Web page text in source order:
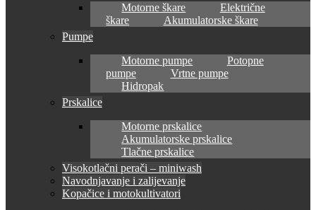
Motorne škare
Električne
škare
Akumulatorske škare
Pumpe
Motorne pumpe
Potopne
pumpe
Vrtne pumpe
Hidropak
Prskalice
Motorne prskalice
Akumulatorske prskalice
Tlačne prskalice
Visokotlačni perači – miniwash
Navodnjavanje i zalijevanje
Kopačice i motokultivatori